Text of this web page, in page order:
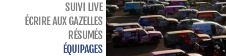
SUIVI LIVE
ÉCRIRE AUX GAZELLES
RÉSUMÉS
ÉQUIPAGES